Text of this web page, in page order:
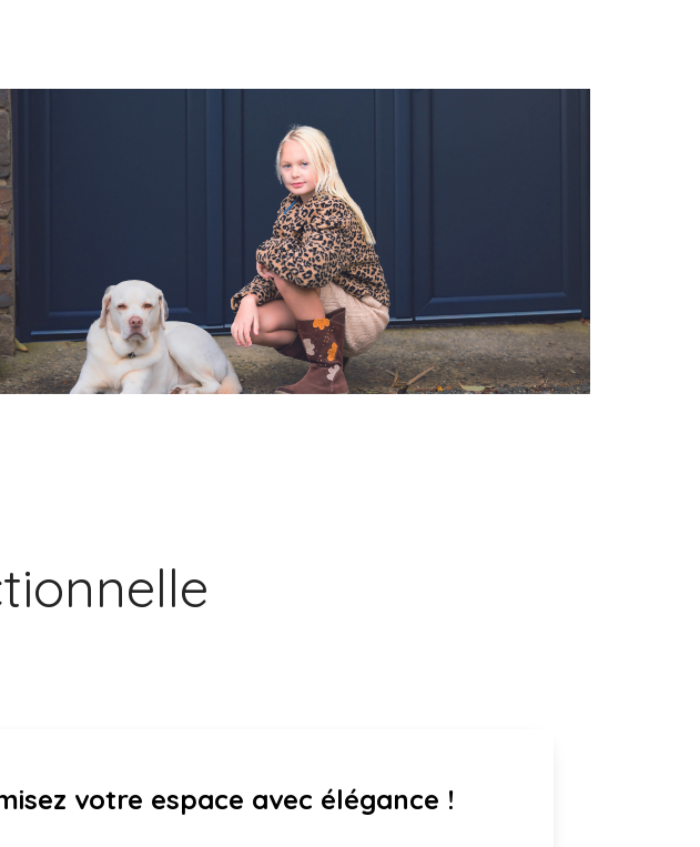
votre espace avec élégance !